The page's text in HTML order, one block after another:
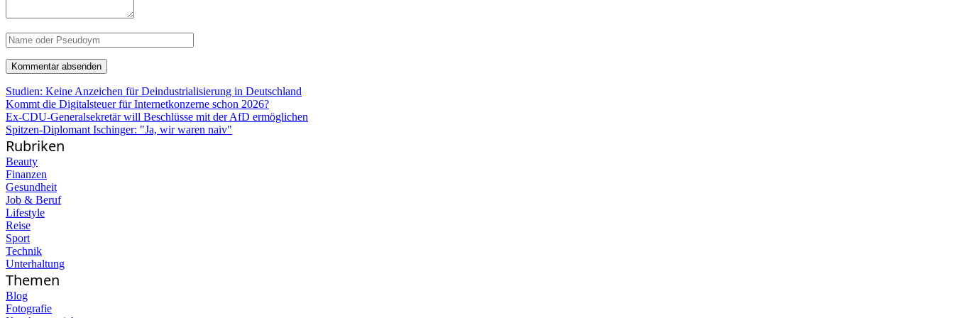
Studien: Keine Anzeichen für Deindustrialisierung in Deutschland
Kommt die Digitalsteuer für Internetkonzerne schon 2026?
Ex-CDU-Generalsekretär will Beschlüsse mit der AfD ermöglichen
Spitzen-Diplomant Ischinger: "Ja, wir waren naiv"
Rubriken
Beauty
Finanzen
Gesundheit
Job & Beruf
Lifestyle
Reise
Sport
Technik
Unterhaltung
Themen
Blog
Fotografie